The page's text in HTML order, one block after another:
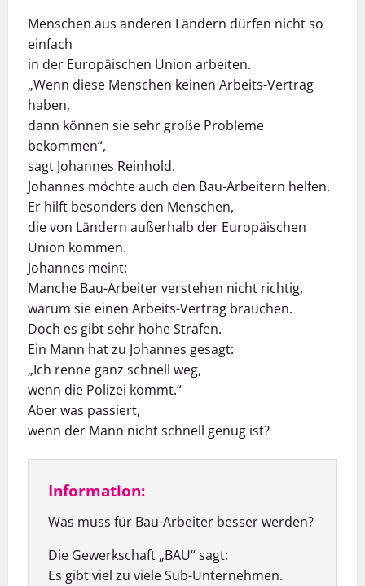
Menschen aus anderen Ländern dürfen nicht so
einfach
in der Europäischen Union arbeiten.
„Wenn diese Menschen keinen Arbeits-Vertrag
haben,
dann können sie sehr große Probleme
bekommen“,
sagt Johannes Reinhold.
Johannes möchte auch den Bau-Arbeitern helfen.
Er hilft besonders den Menschen,
die von Ländern außerhalb der Europäischen
Union kommen.
Johannes meint:
Manche Bau-Arbeiter verstehen nicht richtig,
warum sie einen Arbeits-Vertrag brauchen.
Doch es gibt sehr hohe Strafen.
Ein Mann hat zu Johannes gesagt:
„Ich renne ganz schnell weg,
wenn die Polizei kommt.“
Aber was passiert,
wenn der Mann nicht schnell genug ist?
Information:
Was muss für Bau-Arbeiter besser werden?
Die Gewerkschaft „BAU“ sagt:
Es gibt viel zu viele Sub-Unternehmen.